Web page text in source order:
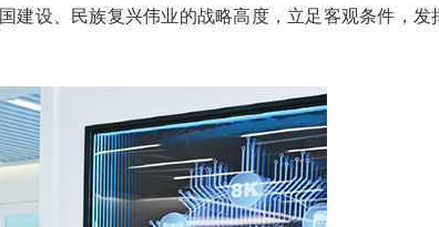
建设、民族复兴伟业的战略高度，立足客观条件，发